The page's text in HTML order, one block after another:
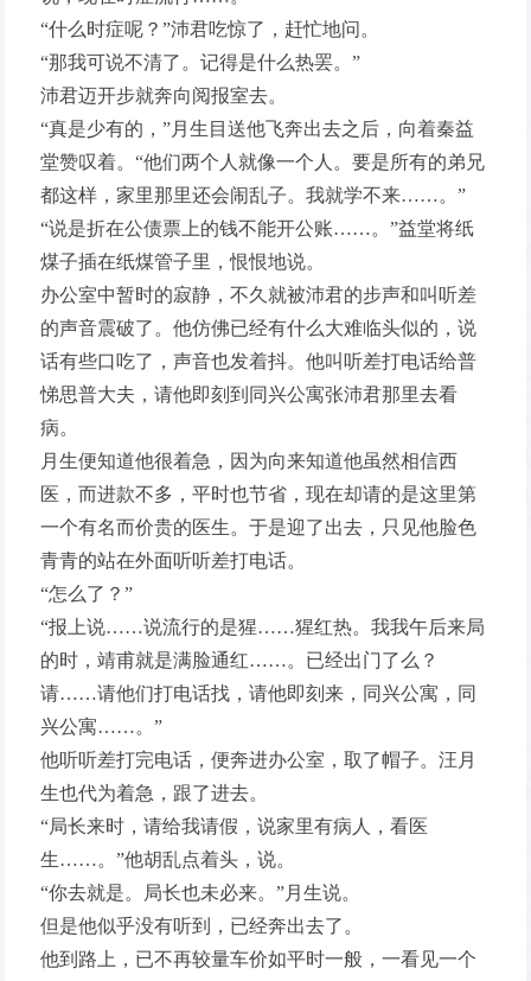
“什么时症呢？”沛君吃惊了，赶忙地问。
“那我可说不清了。记得是什么热罢。”
沛君迈开步就奔向阅报室去。
“真是少有的，”月生目送他飞奔出去之后，向着秦益
堂赞叹着。“他们两个人就像一个人。要是所有的弟兄
都这样，家里那里还会闹乱子。我就学不来……。”
“说是折在公债票上的钱不能开公账……。”益堂将纸
煤子插在纸煤管子里，恨恨地说。
办公室中暂时的寂静，不久就被沛君的步声和叫听差
的声音震破了。他仿佛已经有什么大难临头似的，说
话有些口吃了，声音也发着抖。他叫听差打电话给普
悌思普大夫，请他即刻到同兴公寓张沛君那里去看
病。
月生便知道他很着急，因为向来知道他虽然相信西
医，而进款不多，平时也节省，现在却请的是这里第
一个有名而价贵的医生。于是迎了出去，只见他脸色
青青的站在外面听听差打电话。
“怎么了？”
“报上说……说流行的是猩……猩红热。我我午后来局
的时，靖甫就是满脸通红……。已经出门了么？
请……请他们打电话找，请他即刻来，同兴公寓，同
兴公寓……。”
他听听差打完电话，便奔进办公室，取了帽子。汪月
生也代为着急，跟了进去。
“局长来时，请给我请假，说家里有病人，看医
生……。”他胡乱点着头，说。
“你去就是。局长也未必来。”月生说。
但是他似乎没有听到，已经奔出去了。
他到路上，已不再较量车价如平时一般，一看见一个